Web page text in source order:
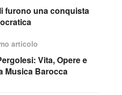
furono una conquista
articolo
Vita, Opere e
Musica Barocca